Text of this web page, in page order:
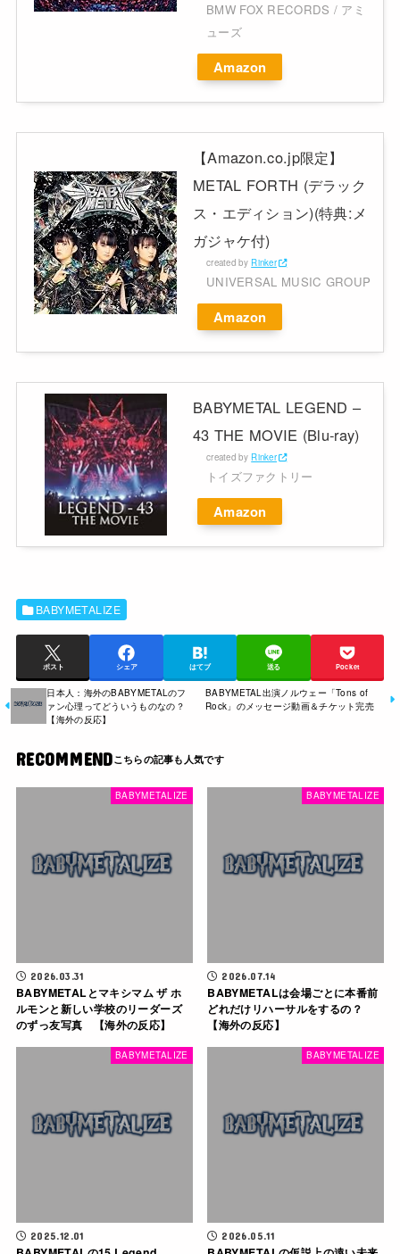
BMW FOX RECORDS / アミ
ューズ
Amazon
【Amazon.co.jp限定】
METAL FORTH (デラック
ス・エディション)(特典:メ
ガジャケ付)
created by Rinker
UNIVERSAL MUSIC GROUP
Amazon
BABYMETAL LEGEND –
43 THE MOVIE (Blu-ray)
created by Rinker
トイズファクトリー
Amazon
BABYMETALIZE
ポスト シェア はてブ 送る Pocket
日本人：海外のBABYMETALのフ
ァン心理ってどういうものなの？
【海外の反応】
BABYMETAL出演ノルウェー「Tons of
Rock」のメッセージ動画＆チケット完売
RECOMMEND
BABYMETALIZE
2026.03.31
BABYMETALとマキシマム ザ ホ
ルモンと新しい学校のリーダーズ
のずっ友写真 【海外の反応】
BABYMETALIZE
2026.07.14
BABYMETALは会場ごとに本番前
どれだけリハーサルをするの？
【海外の反応】
BABYMETALIZE
2025.12.01
BABYMETALIZE
2026.05.11